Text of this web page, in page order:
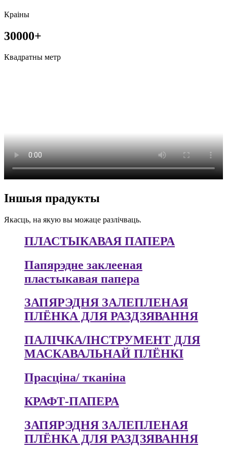
Краіны
30000+
Квадратны метр
Іншыя прадукты
Якасць, на якую вы можаце разлічваць.
ПЛАСТЫКАВАЯ ПАПЕРА
Папярэдне заклееная
пластыкавая папера
ЗАПЯРЭДНЯ ЗАЛЕПЛЕНАЯ
ПЛЁНКА ДЛЯ РАЗДЗЯВАННЯ
ПАЛІЧКА/ІНСТРУМЕНТ ДЛЯ
МАСКАВАЛЬНАЙ ПЛЁНКІ
Прасціна/ тканіна
КРАФТ-ПАПЕРА
ЗАПЯРЭДНЯ ЗАЛЕПЛЕНАЯ
ПЛЁНКА ДЛЯ РАЗДЗЯВАННЯ